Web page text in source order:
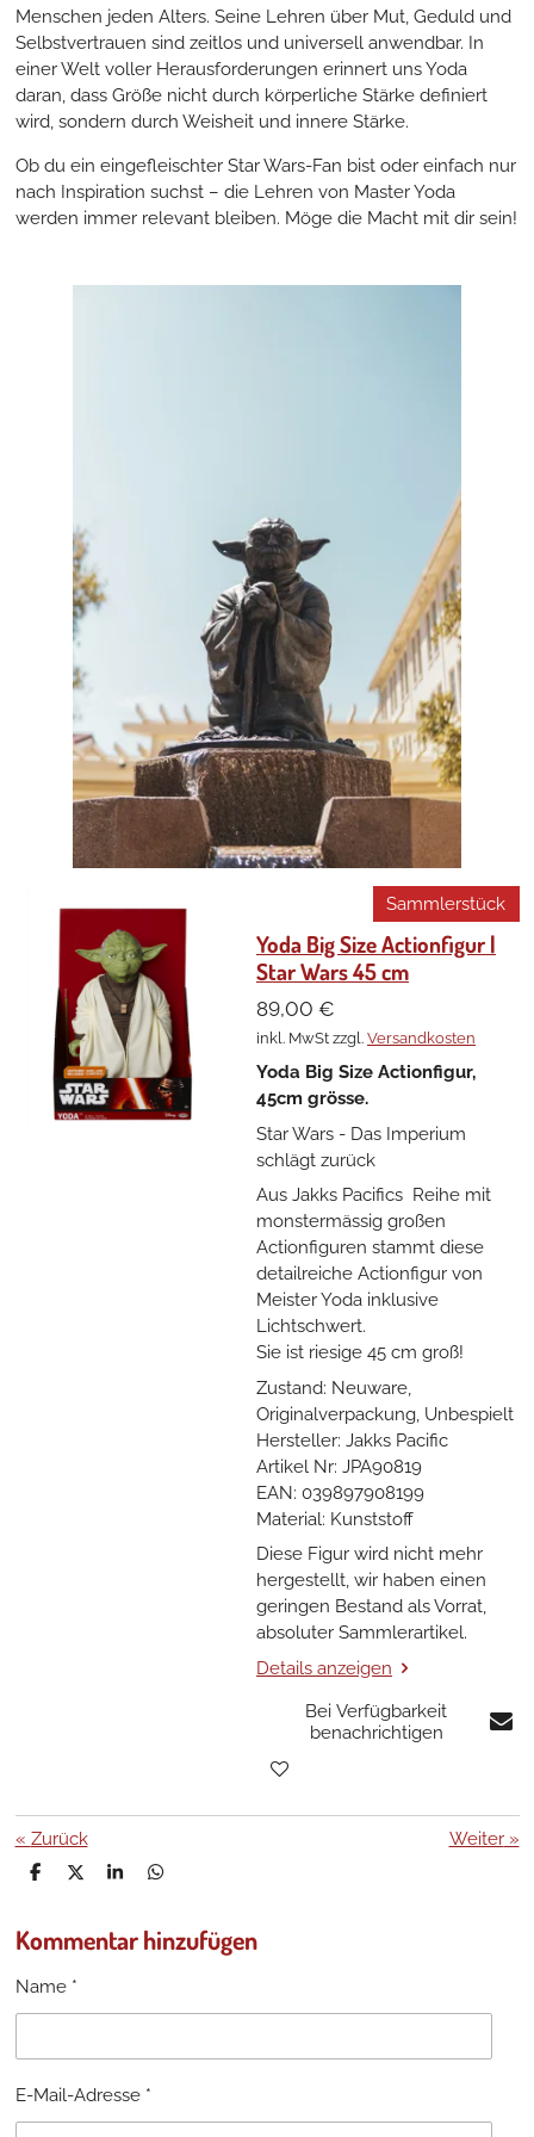
Menschen jeden Alters. Seine Lehren über Mut, Geduld und
Selbstvertrauen sind zeitlos und universell anwendbar. In
einer Welt voller Herausforderungen erinnert uns Yoda
daran, dass Größe nicht durch körperliche Stärke definiert
wird, sondern durch Weisheit und innere Stärke.
Ob du ein eingefleischter Star Wars-Fan bist oder einfach nur
nach Inspiration suchst – die Lehren von Master Yoda
werden immer relevant bleiben. Möge die Macht mit dir sein!
Sammlerstück
Yoda Big Size Actionfigur |
Star Wars 45 cm
89,00 €
inkl. MwSt zzgl. Versandkosten
Yoda Big Size Actionfigur,
45cm grösse.
Star Wars - Das Imperium
schlägt zurück
Aus Jakks Pacifics Reihe mit
monstermässig großen
Actionfiguren stammt diese
detailreiche Actionfigur von
Meister Yoda inklusive
Lichtschwert.
Sie ist riesige 45 cm groß!
Zustand: Neuware,
Originalverpackung, Unbespielt
Hersteller: Jakks Pacific
Artikel Nr: JPA90819
EAN: 039897908199
Material: Kunststoff
Diese Figur wird nicht mehr
hergestellt, wir haben einen
geringen Bestand als Vorrat,
absoluter Sammlerartikel.
Details anzeigen
Bei Verfügbarkeit
benachrichtigen
« Zurück Weiter»
T
l
e
T
l
e
T
l
e
T
l
e
Kommentar hinzufügen
Name *
E-Mail-Adresse *